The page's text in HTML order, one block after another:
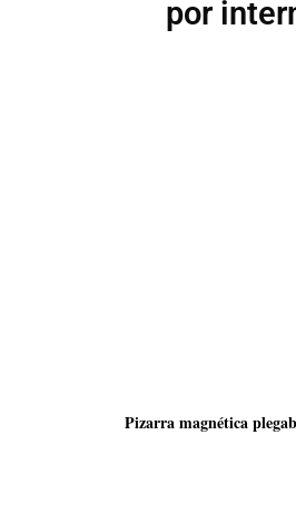
por
Pizarra magnética